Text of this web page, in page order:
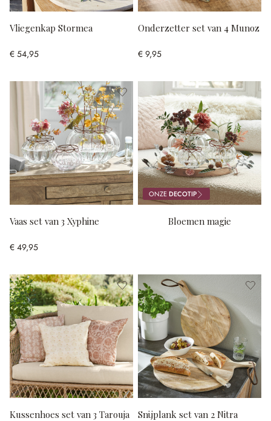
Vliegenkap Stormea
€ 54,95
Onderzetter set van 4 Munoz
€ 9,95
Vaas set van 3 Xyphine
€ 49,95
ONZEDECOTIP
Bloemen magie
Kussenhoes set van 3 Tarouja Snijplank set van 2 Nitra